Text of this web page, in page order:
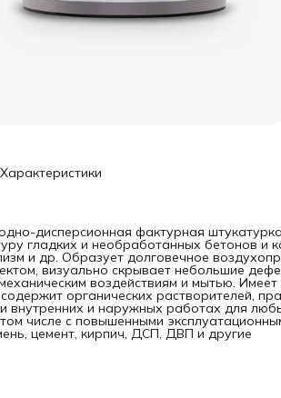
Характеристики
дисперсионная фактурная
гладких и необработанных бетонов и
и др. Образует долговечное
визуально скрывает небольшие
воздействиям и мытью.
органических растворителей,
внутренних и наружных работах для
числе с повышенными
цемент, кирпич, ДСП, ДВП и другие